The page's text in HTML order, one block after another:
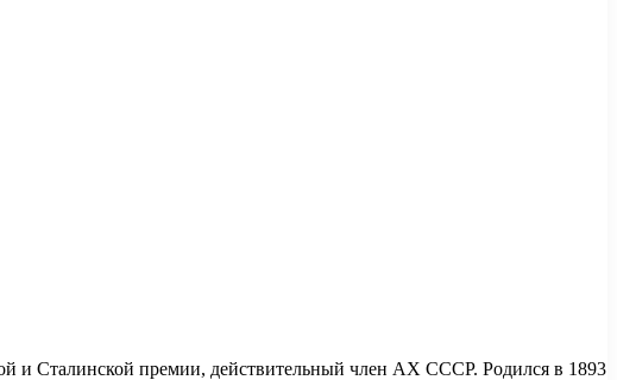
и Сталинской премии, действительный член АХ СССР. Родился в 1893